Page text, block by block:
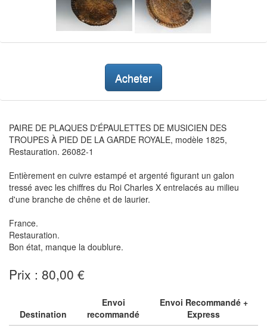
Acheter
PAIRE DE PLAQUES D'ÉPAULETTES DE MUSICIEN DES
TROUPES À PIED DE LA GARDE ROYALE, modèle 1825,
Restauration. 26082-1
Entièrement en cuivre estampé et argenté figurant un galon
tressé avec les chiffres du Roi Charles X entrelacés au milieu
d'une branche de chêne et de laurier.
France.
Restauration.
Bon état, manque la doublure.
Prix : 80,00 €
Destination
Envoi
recommandé
Envoi Recommandé +
Express